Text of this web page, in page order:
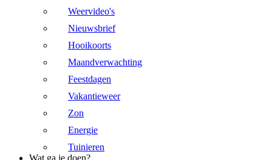
Weervideo's
Nieuwsbrief
Hooikoorts
Maandverwachting
Feestdagen
Vakantieweer
Zon
Energie
Tuinieren
Wat ga je doen?